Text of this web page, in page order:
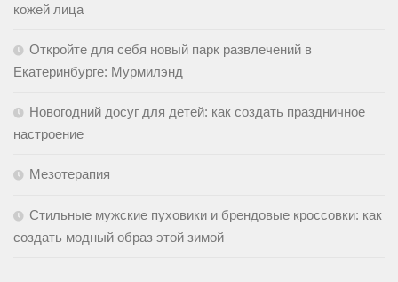
кожей лица
Откройте для себя новый парк развлечений в
Екатеринбурге: Мурмилэнд
Новогодний досуг для детей: как создать праздничное
настроение
Мезотерапия
Стильные мужские пуховики и брендовые кроссовки: как
создать модный образ этой зимой